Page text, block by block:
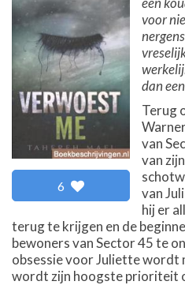
6
voor
dan
Terug
van
van
van
hij er
terug te krijgen en de
bewoners van Sector 45 te
obsessie voor Juliette wordt
wordt zijn hoogste prioriteit